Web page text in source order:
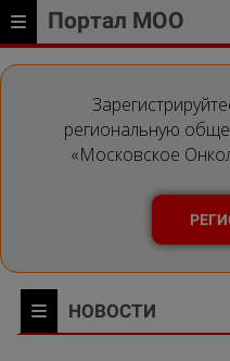
Портал МОО
региональную
«Московское
НОВОСТИ